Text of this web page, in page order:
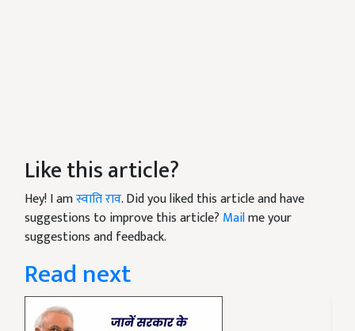
Like this article?
Hey! I amस्वाति राव. Did you liked this article and have
suggestions to improve this article? Mailme your
suggestions and feedback.
Read next